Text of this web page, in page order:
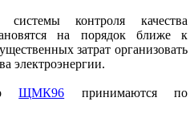
контроля качества
на порядок ближе к
затрат организовать
электроэнергии.
ЩМК96 принимаются по